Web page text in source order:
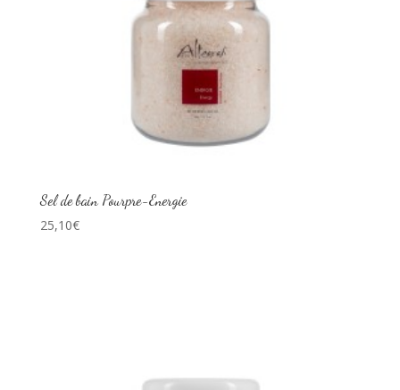
Sel de bain Pourpre-Energie
25,10€